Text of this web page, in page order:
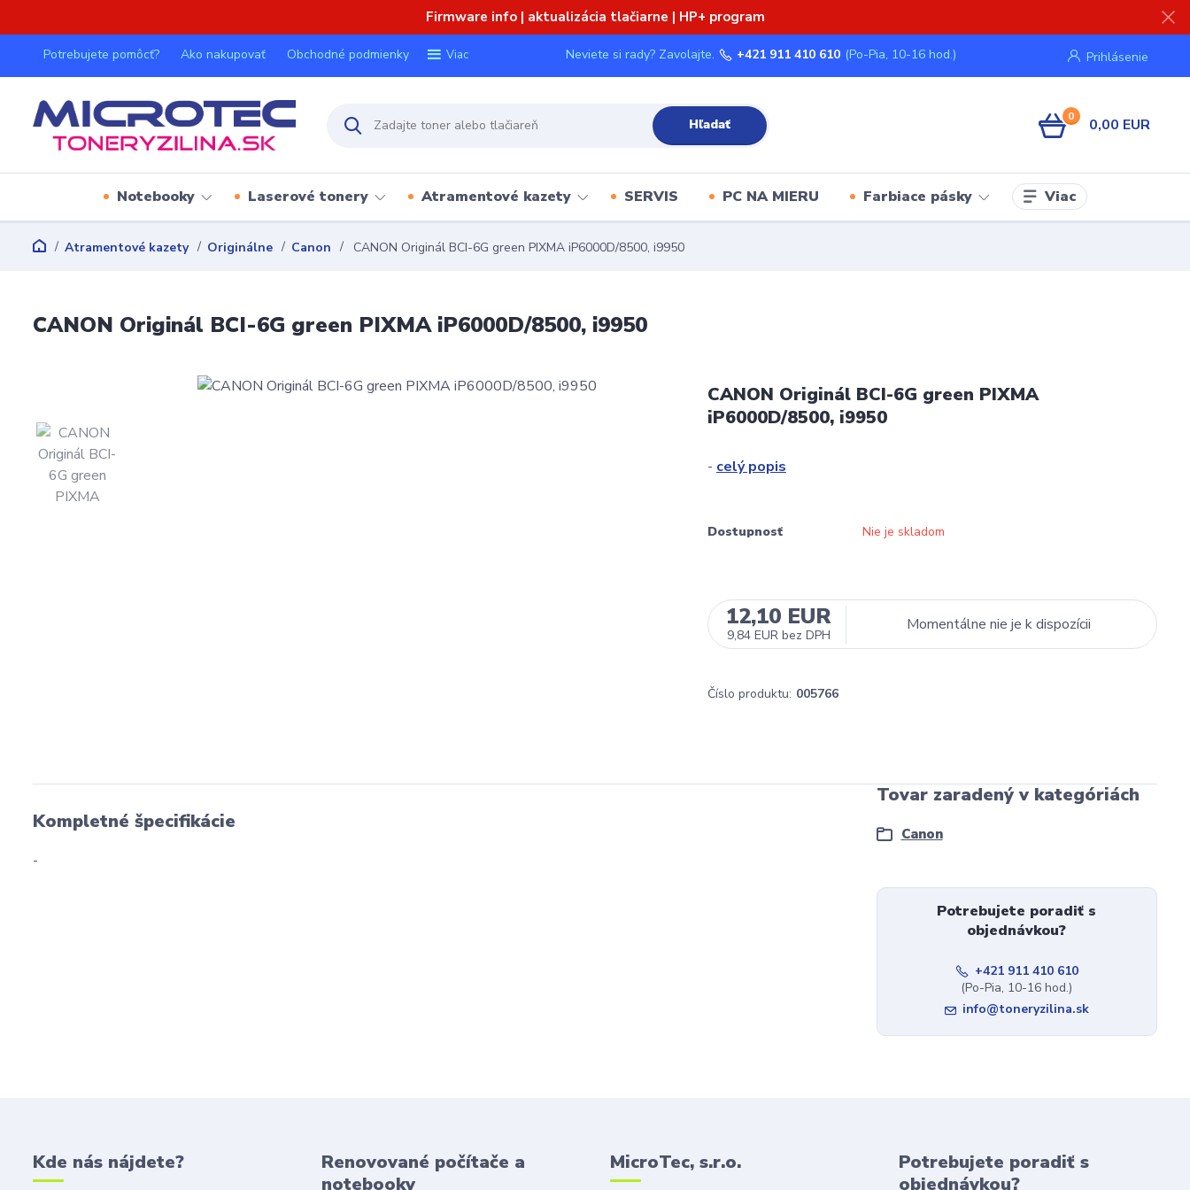
Firmware info | aktualizácia tlačiarne | HP+ program
Potrebujete pomôcť? Ako nakupovať Obchodné podmienky Viac Prihlásenie
Hľadať
Neviete si rady? Zavolajte. +421 911 410 610 (Po-Pia, 10-16 hod.)
0 0,00 EUR
Notebooky Laserové tonery Atramentové kazety SERVIS PC NA MIERU Farbiace pásky Viac
Atramentové kazety Originálne Canon CANON Originál BCI-6G green PIXMA iP6000D/8500, i9950
CANON Originál BCI-6G green PIXMA iP6000D/8500, i9950
CANON Originál BCI-6G green PIXMA
iP6000D/8500, i9950
- celý popis
Dostupnosť Nie je skladom
12,10 EUR
9,84 EUR bez DPH
Momentálne nie je k dispozícii
Číslo produktu: 005766
Kompletné špecifikácie
-
Tovar zaradený v kategóriách
Canon
Potrebujete poradiť s
objednávkou?
+421 911 410 610
(Po-Pia, 10-16 hod.)
info@toneryzilina.sk
Kde nás nájdete?
Renovované počítače a
notebooky
MicroTec, s.r.o.
Potrebujete poradiť s
objednávkou?